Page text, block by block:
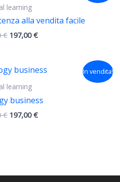
learning
alla vendita facile
€
originale
497,00 €.
197,00€
197,00 €.
In vendita!
learning
business
€
Il
prezzo
originale
997,00 €.
197,00€
Il
197,00 €.